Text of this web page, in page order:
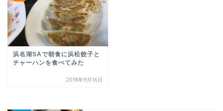
浜名湖SAで朝食に浜松餃子と
チャーハンを食べてみた
2018年9月16日